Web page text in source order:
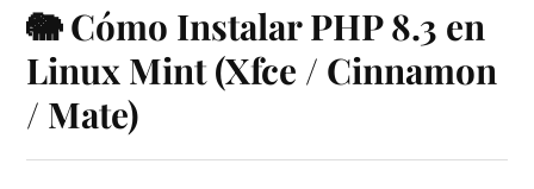
🐘 Cómo Instalar PHP 8.3 en
Linux Mint (Xfce / Cinnamon
/ Mate)